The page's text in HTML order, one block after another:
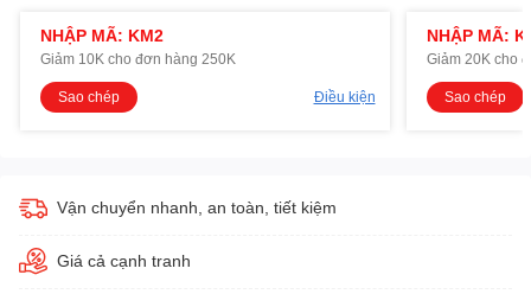
NHẬP MÃ: KM2
Giảm 10K cho đơn hàng 250K
Sao chép Điều kiện
NHẬP MÃ:
Giảm 20K cho
Sao chép
Vận chuyển nhanh, an toàn, tiết kiệm
Giá cả cạnh tranh